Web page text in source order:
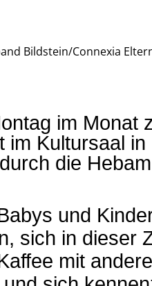
Bildstein/Connexia
im Monat
im Kultursaal
die
und
sich in dieser
mit